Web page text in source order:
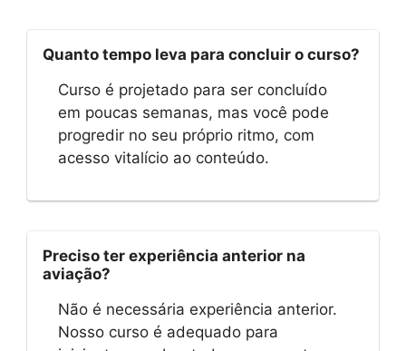
Quanto tempo leva para concluir o curso?
Curso é projetado para ser concluído
em poucas semanas, mas você pode
progredir no seu próprio ritmo, com
acesso vitalício ao conteúdo.
Preciso ter experiência anterior na
aviação?
Não é necessária experiência anterior.
Nosso curso é adequado para